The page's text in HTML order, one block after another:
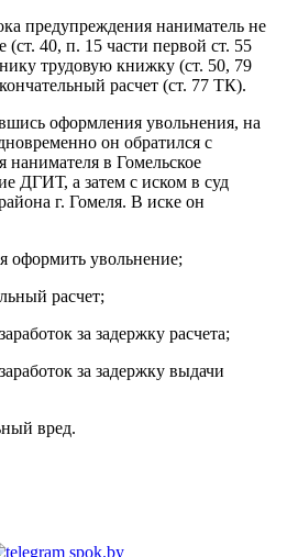
предупреждения наниматель не
40, п. 15 части первой ст. 55
трудовую книжку (ст. 50, 79
расчет (ст. 77 ТК).
оформления увольнения, на
он обратился с
нанимателя в Гомельское
ДГИТ, а затем с иском в суд
г. Гомеля. В иске он
оформить увольнение;
расчет;
за задержку расчета;
за задержку выдачи
вред.